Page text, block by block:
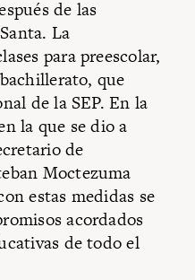
de las
La
para preescolar,
que
de la SEP. En la
la que se dio a
de
Moctezuma
estas medidas se
acordados
de todo el